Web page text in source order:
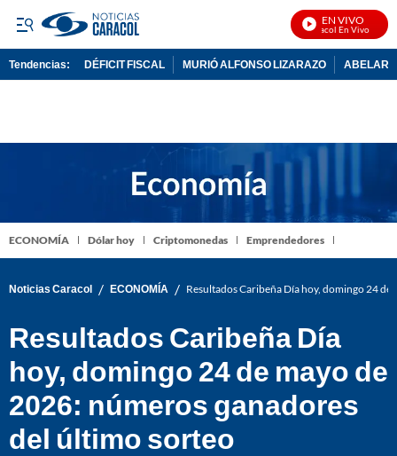
EN VIVO
Noticias Caracol En Vivo
Tendencias: DÉFICIT FISCAL MURIÓ ALFONSO LIZARAZO
ECONOMÍA Dólar hoy Criptomonedas Emprendedores
Noticias Caracol / ECONOMÍA / Resultados Caribeña Día hoy, domingo 24
Resultados Caribeña Día
hoy, domingo 24 de mayo de
2026: números ganadores
del último sorteo